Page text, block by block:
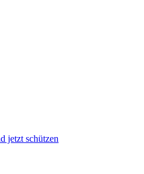
jetzt schützen